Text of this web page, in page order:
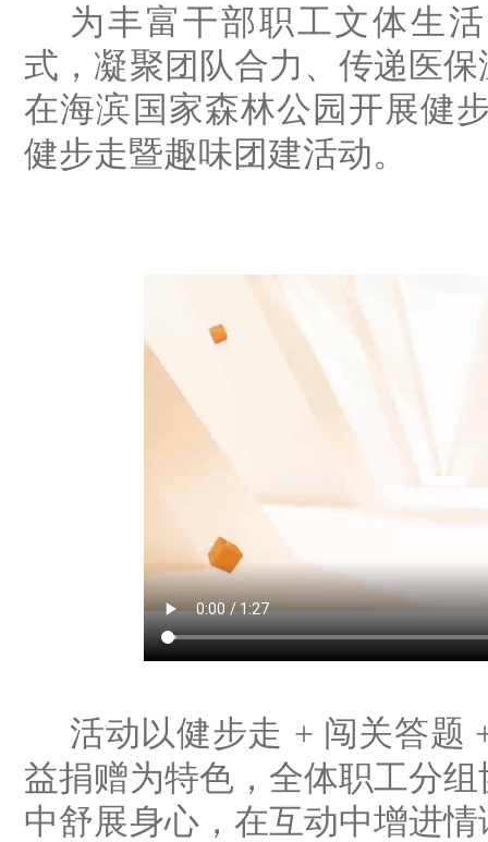
为丰富干部职工文体生
式，凝聚团队合力、传递医保
在海滨国家森林公园开展健
健步走暨趣味团建活动。
活动以健步走 + 闯关答题
益捐赠为特色，全体职工分
中舒展身心，在互动中增进